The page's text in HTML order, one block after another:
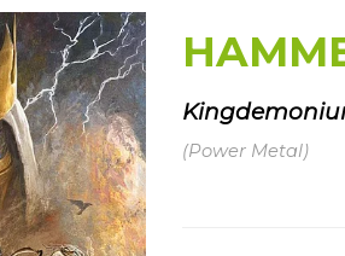
(Power Metal)